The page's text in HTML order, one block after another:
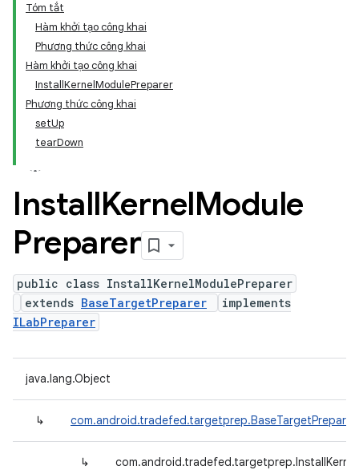
Tóm tắt
Hàm khởi tạo công khai
Phương thức công khai
Hàm khởi tạo công khai
InstallKernelModulePreparer
Phương thức công khai
setUp
tearDown
InstallKernelModule
Preparer
public class InstallKernelModulePreparer
extends BaseTargetPreparer
implements
ILabPreparer
java.lang.Object
↳ com.android.tradefed.targetprep.BaseTargetPreparer
↳